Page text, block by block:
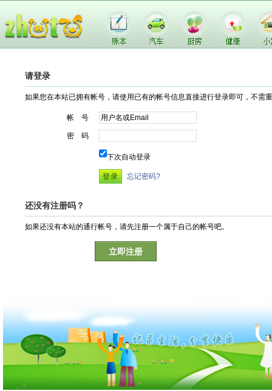
请登录
如果您在本站已拥有帐号，请使用已有的帐号信息直接进行登录即可，不需
帐 号
密 码
下次自动登录
忘记密码?
还没有注册吗？
如果还没有本站的通行帐号，请先注册一个属于自己的帐号吧。
立即注册